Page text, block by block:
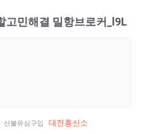
고민해결 밀항브로커_l9L
선불유심구입 대전흥신소